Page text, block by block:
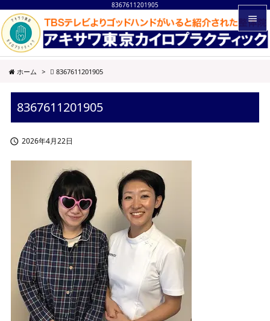
8367611201905


メニュ
ホーム > 8367611201905
8367611201905
 2026年4月22日